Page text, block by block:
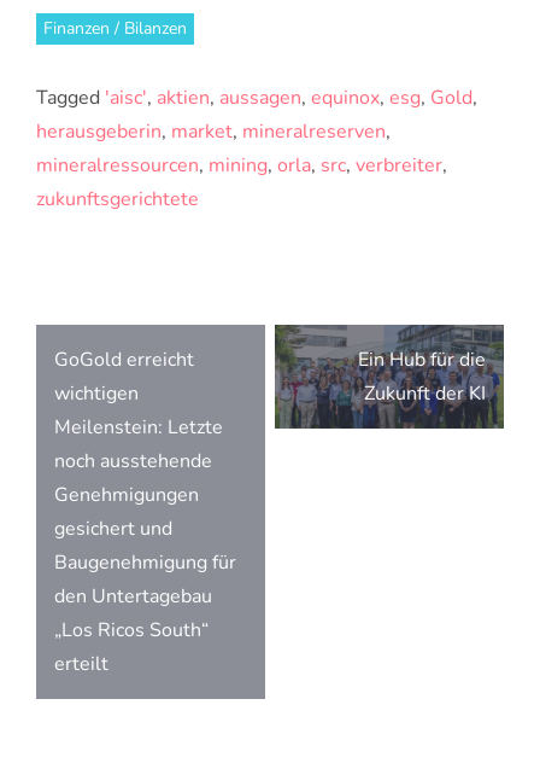
Finanzen / Bilanzen
Tagged 'aisc', aktien, aussagen, equinox, esg, Gold,
herausgeberin, market, mineralreserven,
mineralressourcen, mining, orla, src, verbreiter,
zukunftsgerichtete
Beitragsnavigation
GoGold erreicht
wichtigen
Meilenstein: Letzte
noch ausstehende
Genehmigungen
gesichert und
Baugenehmigung für
den Untertagebau
„Los Ricos South“
erteilt
Ein Hub für die
Zukunft der KI